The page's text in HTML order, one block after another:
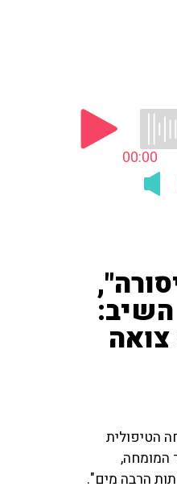
00:00
השיב:
הטיפולית
המומחה,
הרבה מים".